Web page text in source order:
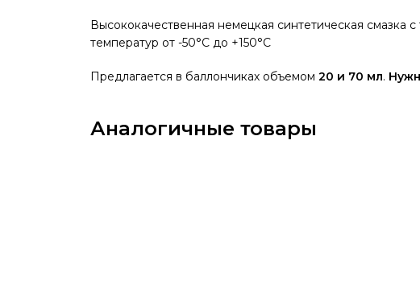
Высококачественная немецкая синтетическая
температур от -50°C до +150°C
Предлагается в баллончиках объемом 20 и 70 мл.
Аналогичные товары